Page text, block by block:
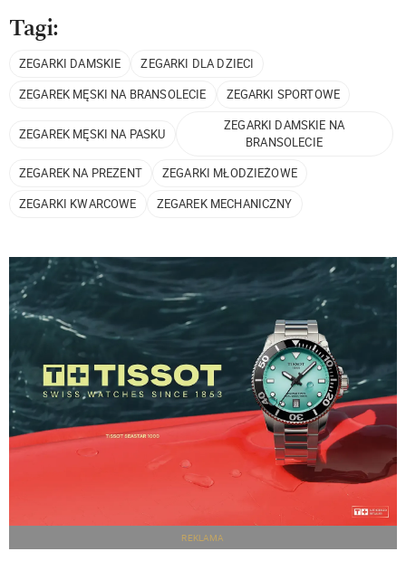
Tagi:
ZEGARKI DAMSKIE
ZEGARKI DLA DZIECI
ZEGAREK MĘSKI NA BRANSOLECIE
ZEGARKI SPORTOWE
ZEGAREK MĘSKI NA PASKU
ZEGARKI DAMSKIE NA
BRANSOLECIE
ZEGAREK NA PREZENT
ZEGARKI MŁODZIEŻOWE
ZEGARKI KWARCOWE
ZEGAREK MECHANICZNY
REKLAMA